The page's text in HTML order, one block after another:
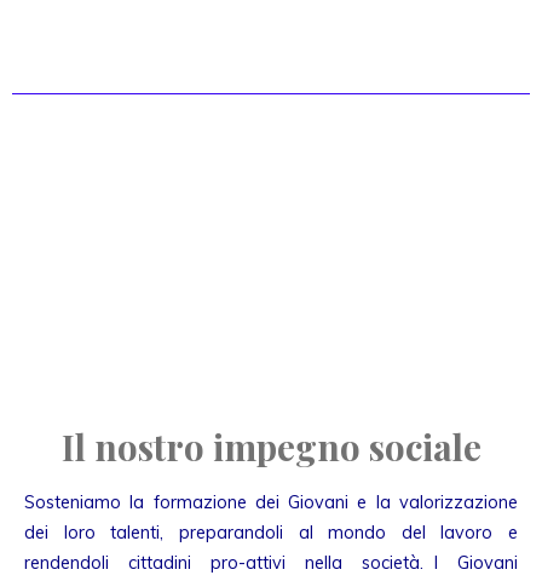
Il nostro impegno sociale
Sosteniamo la formazione dei Giovani e la valorizzazione
dei loro talenti, preparandoli al mondo del lavoro e
rendendoli cittadini pro-attivi nella società. I Giovani